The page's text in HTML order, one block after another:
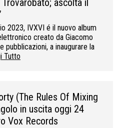
ascolta il
2023, IVXVI é il nuovo album
creato da Giacomo
pubblicazioni, a inaugurare la
Tutto
(The Rules Of Mixing
in uscita oggi 24
Vox Records